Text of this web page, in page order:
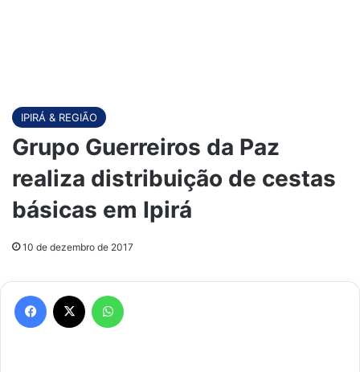
IPIRÁ & REGIÃO
Grupo Guerreiros da Paz
realiza distribuição de cestas
básicas em Ipirá
10 de dezembro de 2017